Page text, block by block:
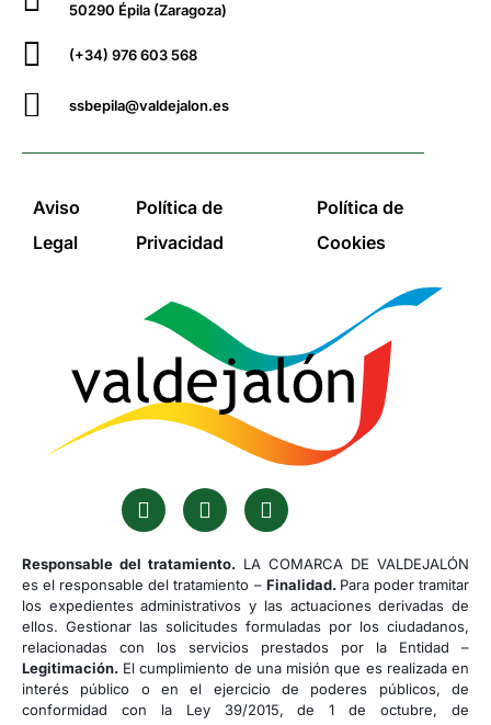
50290 Épila (Zaragoza)
(+34) 976 603 568
ssbepila@valdejalon.es
Aviso
Legal
Política de
Privacidad
Política de
Cookies
Responsable del tratamiento. LA COMARCA DE VALDEJALÓN
es el responsable del tratamiento – Finalidad. Para poder tramitar
los expedientes administrativos y las actuaciones derivadas de
ellos. Gestionar las solicitudes formuladas por los ciudadanos,
relacionadas con los servicios prestados por la Entidad –
Legitimación. El cumplimiento de una misión que es realizada en
interés público o en el ejercicio de poderes públicos, de
conformidad con la Ley 39/2015, de 1 de octubre, de